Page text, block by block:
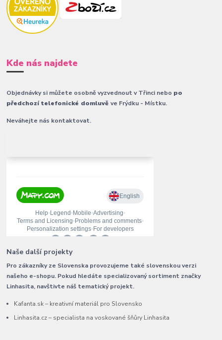
Kde nás najdete
Objednávky si můžete osobně vyzvednout v Třinci nebo po
předchozí telefonické domluvěve Frýdku - Místku.
Neváhejte nás kontaktovat.
Naše další projekty
Pro zákazníky ze Slovenska provozujeme také slovenskou verzi
našeho e-shopu. Pokud hledáte specializovaný sortiment značky
Linhasita, navštivte náš tematický projekt.
Kafanta.sk – kreativní materiál pro Slovensko
Linhasita.cz – specialista na voskované šňůry Linhasita